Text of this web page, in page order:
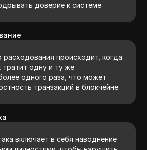
доверие к системе.
расходования происходит, когда
тратит одну и ту же
одного раза, что может
транзакций в блокчейне.
включает в себя наводнение